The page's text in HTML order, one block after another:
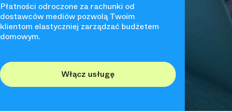
Płatności odroczone za rachunki od
dostawców mediów pozwolą Twoim
klientom elastyczniej zarządzać budżetem
domowym.
Włącz usługę